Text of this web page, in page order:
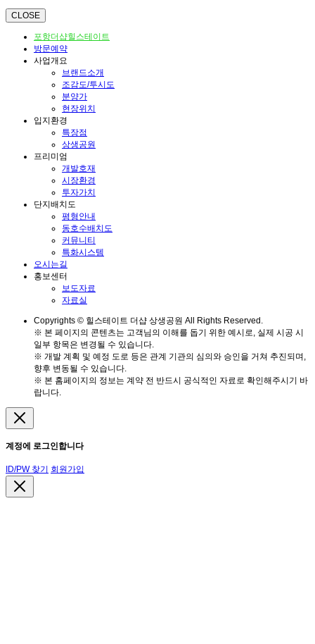
CLOSE
포항더샵힐스테이트
방문예약
사업개요
브랜드소개
조감도/투시도
분양가
현장위치
입지환경
특장점
상생공원
프리미엄
개발호재
시장환경
투자가치
단지배치도
평형안내
동호수배치도
커뮤니티
특화시스템
오시는길
홍보센터
보도자료
자료실
Copyrights © 힐스테이트 더샵 상생공원 All Rights Reserved.
※ 본 페이지의 콘텐츠는 고객님의 이해를 돕기 위한 예시로, 실제 시공 시
일부 항목은 변경될 수 있습니다.
※ 개발 계획 및 예정 도로 등은 관계 기관의 심의와 승인을 거쳐 추진되며,
향후 변동될 수 있습니다.
※ 본 홈페이지의 정보는 계약 전 반드시 공식적인 자료로 확인해주시기 바
랍니다.
계정에 로그인합니다
ID/PW 찾기 회원가입